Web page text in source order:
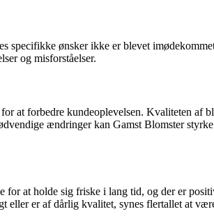
specifikke ønsker ikke er blevet
og misforståelser.
at forbedre kundeoplevelsen. Kvaliteten af
ændringer kan Gamst Blomster
for at holde sig friske i lang tid, og der er
eller er af dårlig kvalitet, synes flertallet at